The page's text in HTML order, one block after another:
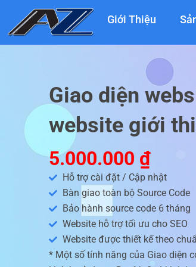
nội
Giới Thiệu
Giao diện
website giới
5.000.000 ₫
Hỗ trợ cài đặt / Cập nhật
Bàn giao toàn bộ Source Code
Bảo hành source code 6 tháng
Website hỗ trợ tối ưu cho SEO
Website được thiết kế theo
* Một số tính năng của Giao diện